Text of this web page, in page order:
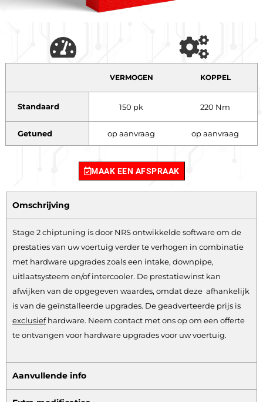
VERMOGEN KOPPEL
Standaard 150 pk 220 Nm
Getuned op aanvraag op aanvraag
MAAK EEN AFSPRAAK
Omschrijving
Stage 2 chiptuning is door NRS ontwikkelde software om de
prestaties van uw voertuig verder te verhogen in combinatie
met hardware upgrades zoals een intake, downpipe,
uitlaatsysteem en/of intercooler. De prestatiewinst kan
afwijken van de opgegeven waardes, omdat deze afhankelijk
is van de geïnstalleerde upgrades. De geadverteerde prijs is
exclusiefhardware. Neem contact met ons op om een offerte
te ontvangen voor hardware upgrades voor uw voertuig.
Aanvullende info